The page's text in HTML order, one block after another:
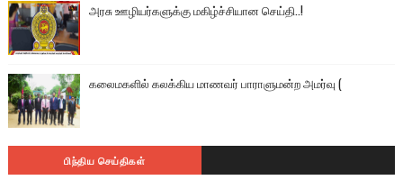
அரசு ஊழியர்களுக்கு மகிழ்ச்சியான செய்தி..!
கலைமகளில் கலக்கிய மாணவர் பாராளுமன்ற அமர்வு (
பிந்திய செய்திகள்